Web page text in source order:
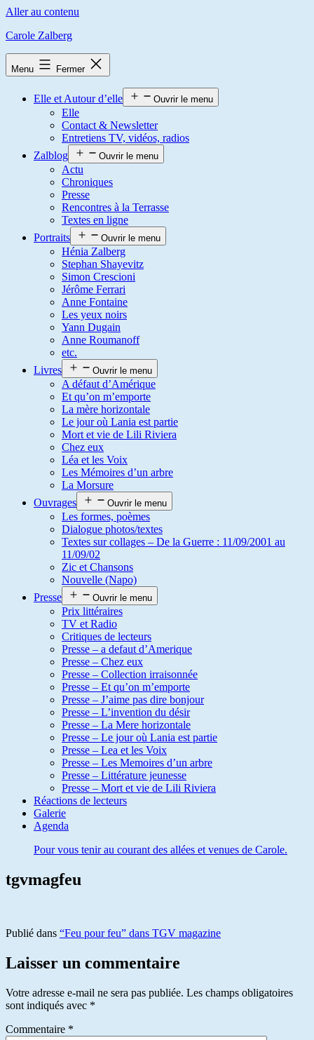
Aller au contenu
Carole Zalberg
Menu Fermer
Elle et Autour d’elle Ouvrir le menu
Elle
Contact & Newsletter
Entretiens TV, vidéos, radios
Zalblog
Ouvrir le menu
Actu
Chroniques
Presse
Rencontres à la Terrasse
Textes en ligne
Portraits
Ouvrir le menu
Hénia Zalberg
Stephan Shayevitz
Simon Crescioni
Jérôme Ferrari
Anne Fontaine
Les yeux noirs
Yann Dugain
Anne Roumanoff
etc.
Livres
Ouvrir le menu
A défaut d’Amérique
Et qu’on m’emporte
La mère horizontale
Le jour où Lania est partie
Mort et vie de Lili Riviera
Chez eux
Léa et les Voix
Les Mémoires d’un arbre
La Morsure
Ouvrages
Ouvrir le menu
Les formes, poèmes
Dialogue photos/textes
Textes sur collages – De la Guerre : 11/09/2001 au
11/09/02
Zic et Chansons
Nouvelle (Napo)
Presse
Ouvrir le menu
Prix littéraires
TV et Radio
Critiques de lecteurs
Presse – a defaut d’Amerique
Presse – Chez eux
Presse – Collection irraisonnée
Presse – Et qu’on m’emporte
Presse – J’aime pas dire bonjour
Presse – L’invention du désir
Presse – La Mere horizontale
Presse – Le jour où Lania est partie
Presse – Lea et les Voix
Presse – Les Memoires d’un arbre
Presse – Littérature jeunesse
Presse – Mort et vie de Lili Riviera
Réactions de lecteurs
Galerie
Agenda
Pour vous tenir au courant des allées et venues de Carole.
tgvmagfeu
Publié dans “Feu pour feu” dans TGV magazine
Laisser un commentaire
Votre adresse e-mail ne sera pas publiée. Les champs obligatoires
sont indiqués avec *
Commentaire *